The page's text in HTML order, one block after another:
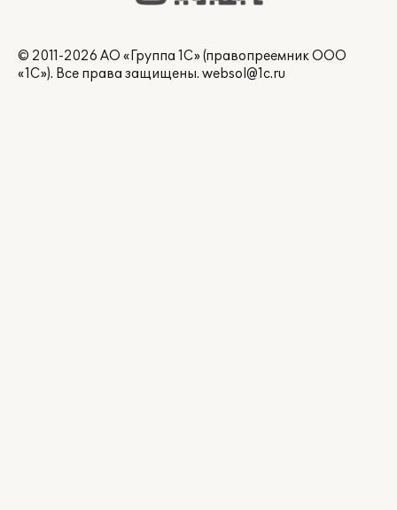
© 2011-2026 АО «Группа 1С» (правопреемник ООО
«1С»). Все права защищены. websol@1c.ru